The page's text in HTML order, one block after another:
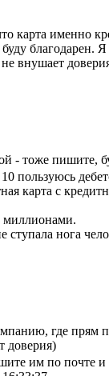
карта именно
внушает
- тоже пишите,
пользуюсь
с
миллионами.
ступала нога
где прям
доверия)
им по почте